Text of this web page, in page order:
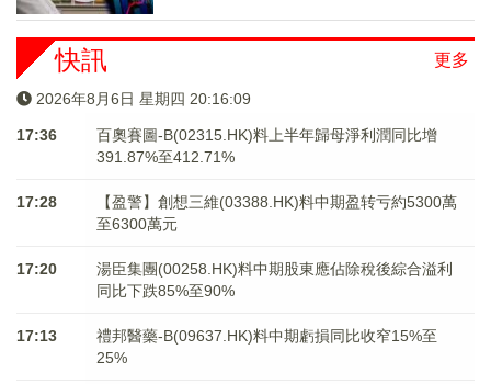
更多
快訊
2026年8月6日 星期四 20:16:09
17:36
百奧賽圖-B(02315.HK)料上半年歸母淨利潤同比增
391.87%至412.71%
17:28
【盈警】創想三維(03388.HK)料中期盈转亏約5300萬
至6300萬元
17:20
湯臣集團(00258.HK)料中期股東應佔除稅後綜合溢利
同比下跌85%至90%
17:13
禮邦醫藥-B(09637.HK)料中期虧損同比收窄15%至
25%